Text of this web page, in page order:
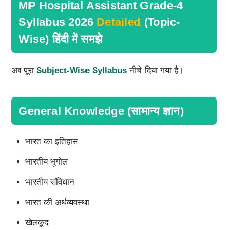
MP Hospital Assistant Grade-4
Syllabus 2026 Detailed (Topic-
Wise) हिंदी में समझे
अब पूरा Subject-Wise Syllabusनीचे दिया गया है।
General Knowledge (सामान्य ज्ञान)
भारत का इतिहास
भारतीय भूगोल
भारतीय संविधान
भारत की अर्थव्यवस्था
खेलकूद